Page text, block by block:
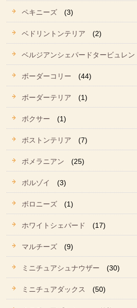
ペキニーズ (3)
ベドリントンテリア (2)
ベルジアンシェパードタービュレン
ボーダーコリー (44)
ボーダーテリア (1)
ボクサー (1)
ボストンテリア (7)
ポメラニアン (25)
ボルゾイ (3)
ボロニーズ (1)
ホワイトシェパード (17)
マルチーズ (9)
ミニチュアシュナウザー (30)
ミニチュアダックス (50)